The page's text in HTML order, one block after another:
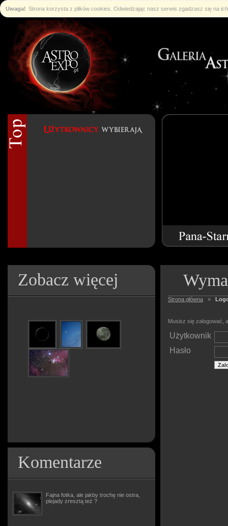
Uwaga! Strona korzysta z plików cookies. Odwiedzając nasz serwis zgadzasz się na
Zobacz więcej
Komentarze
Fajna fotka, ale jakby trochę nie ostra,
plejady zresztą też ?
Strona główna »
Musisz się zalogować,
Użytkownik
Hasło